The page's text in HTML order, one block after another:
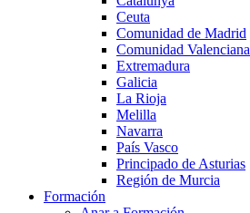
Ceuta
Comunidad de Madrid
Comunidad Valenciana
Extremadura
Galicia
La Rioja
Melilla
Navarra
País Vasco
Principado de Asturias
Región de Murcia
Formación